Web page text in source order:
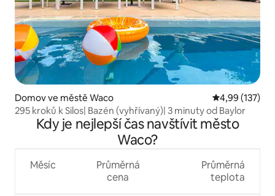
Domov ve městě Waco Průměrné
4,99 (137)
295 kroků k Silos| Bazén (vyhřívaný)| 3 minuty od Baylor
Kdy je nejlepší čas navštívit město
Waco?
Měsíc
Průměrná
cena
Průměrná
teplota